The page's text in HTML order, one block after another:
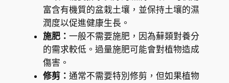
富含有機質的盆栽土壤，並保持土壤的濕
潤度以促進健康生長。
施肥： 一般不需要施肥，因為蘚類對養分
的需求較低。過量施肥可能會對植物造成
傷害。
修剪： 通常不需要特別修剪，但如果植物